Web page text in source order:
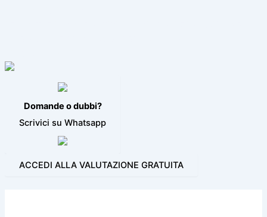
Domande o dubbi?
Scrivici su Whatsapp
ACCEDI ALLA VALUTAZIONE GRATUITA